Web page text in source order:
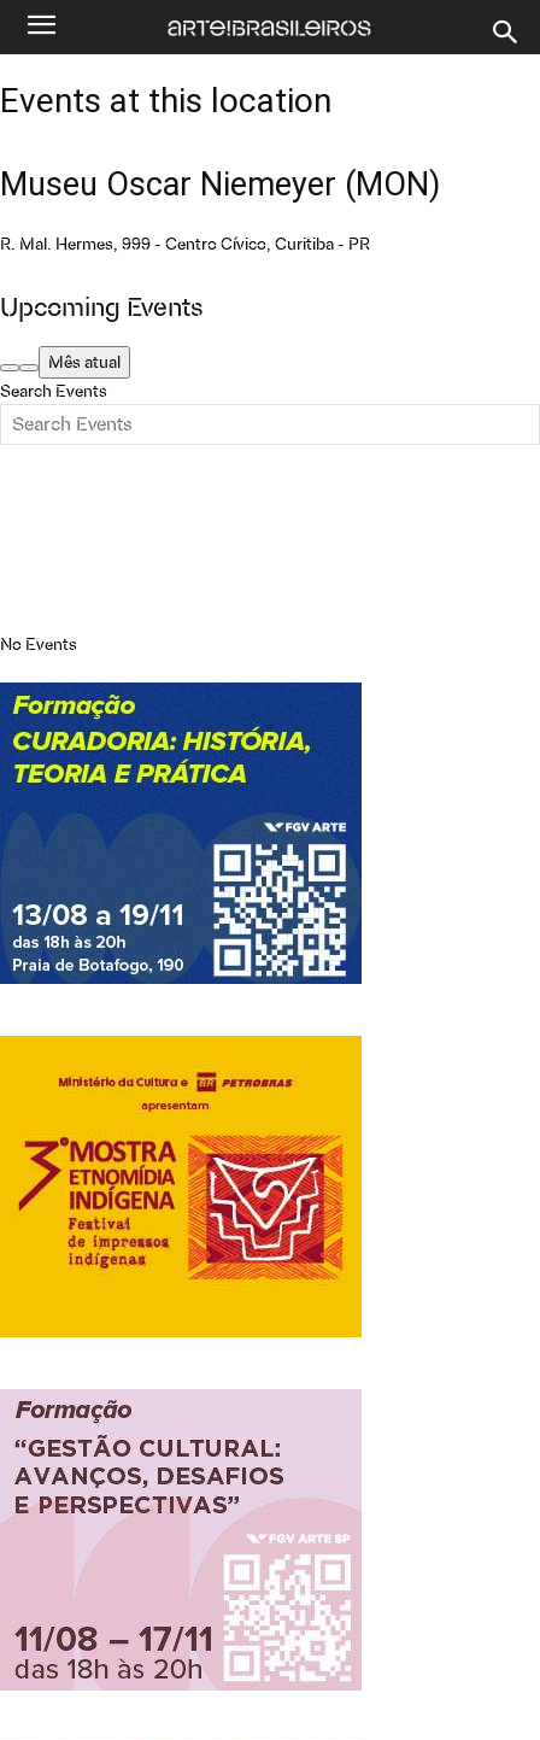
Events at this location
Museu Oscar Niemeyer (MON)
R. Mal. Hermes, 999 - Centro Cívico, Curitiba - PR
Upcoming Events
Mês atual
Search Events
No Events